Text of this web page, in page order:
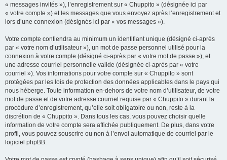
« messages invités »), l’enregistrement sur « Chuppito » (désignée ici par
« votre compte ») et les messages que vous envoyez après l’enregistrement et
lors d’une connexion (désignés ici par « vos messages »).
Votre compte contiendra au minimum un identifiant unique (désigné ci-après
par « votre nom d’utilisateur »), un mot de passe personnel utilisé pour la
connexion à votre compte (désigné ci-après par « votre mot de passe »), et
une adresse courriel personnelle valide (désignée ci-après par « votre
courriel »). Vos informations pour votre compte sur « Chuppito » sont
protégées par les lois de protection des données applicables dans le pays qui
nous héberge. Toute information en-dehors de votre nom d’utilisateur, de votre
mot de passe et de votre adresse courriel requise par « Chuppito » durant la
procédure d’enregistrement, qu’elle soit obligatoire ou non, reste à la
discrétion de « Chuppito ». Dans tous les cas, vous pouvez choisir quelle
information de votre compte sera affichée publiquement. De plus, dans votre
profil, vous pouvez souscrire ou non à l’envoi automatique de courriel par le
logiciel phpBB.